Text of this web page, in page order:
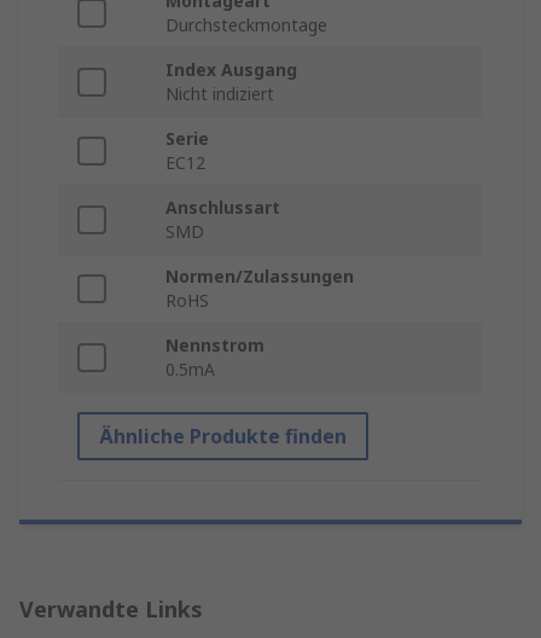
Durchsteckmontage
Index Ausgang
Nicht indiziert
Serie
EC12
Anschlussart
SMD
Normen/Zulassungen
RoHS
Nennstrom
0.5mA
Ähnliche Produkte finden
Verwandte Links